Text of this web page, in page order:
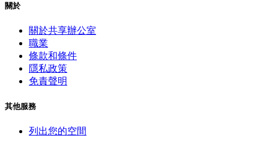
關於
關於共享辦公室
職業
條款和條件
隱私政策
免責聲明
其他服務
列出您的空間